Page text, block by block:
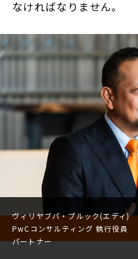
なければなりません。
ヴィリヤブパ・プルック(エディ)
PwCコンサルティング執行役員
パートナー